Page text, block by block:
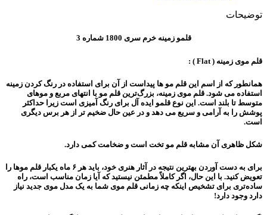
توضیحات
قلمو زمینه خرم سری 1800 شماره 3
قلم موی زمینه ( Flat ) :
همانطور که از اسم این قلم مو ها پیداست از آن برای استفاده در رنگ کردن زمینه
استفاده می شود. قلم موی زمینه، بزرگ‌ترین قلم مو با انتهای مربع و موهای
متوسط تا بلند است. این نوع قلمو ایده آل برای رنگ آمیزی است زیرا حداکثر
پوشش را به آرامی و سریع می دهد و در عین حال ضخیم تر از هر برس دیگری
است.
شکل ظاهری آن مشابه قلم مو تخت است و ضخامت کمی دارد.
برای به دست آوردن بهترین نتیجه در آثار هنری خود، باید هر ۶ ماه یکبار قلم موها را
تعویض کنید. با این حال، اگر کاملاً مطمئن نیستید که آیا زمان مناسب است، راه
ساده‌تری برای تشخیص اینکه چه زمانی قلم موی شما به یک مدل موی جدید نیاز
دارد وجود دارد!